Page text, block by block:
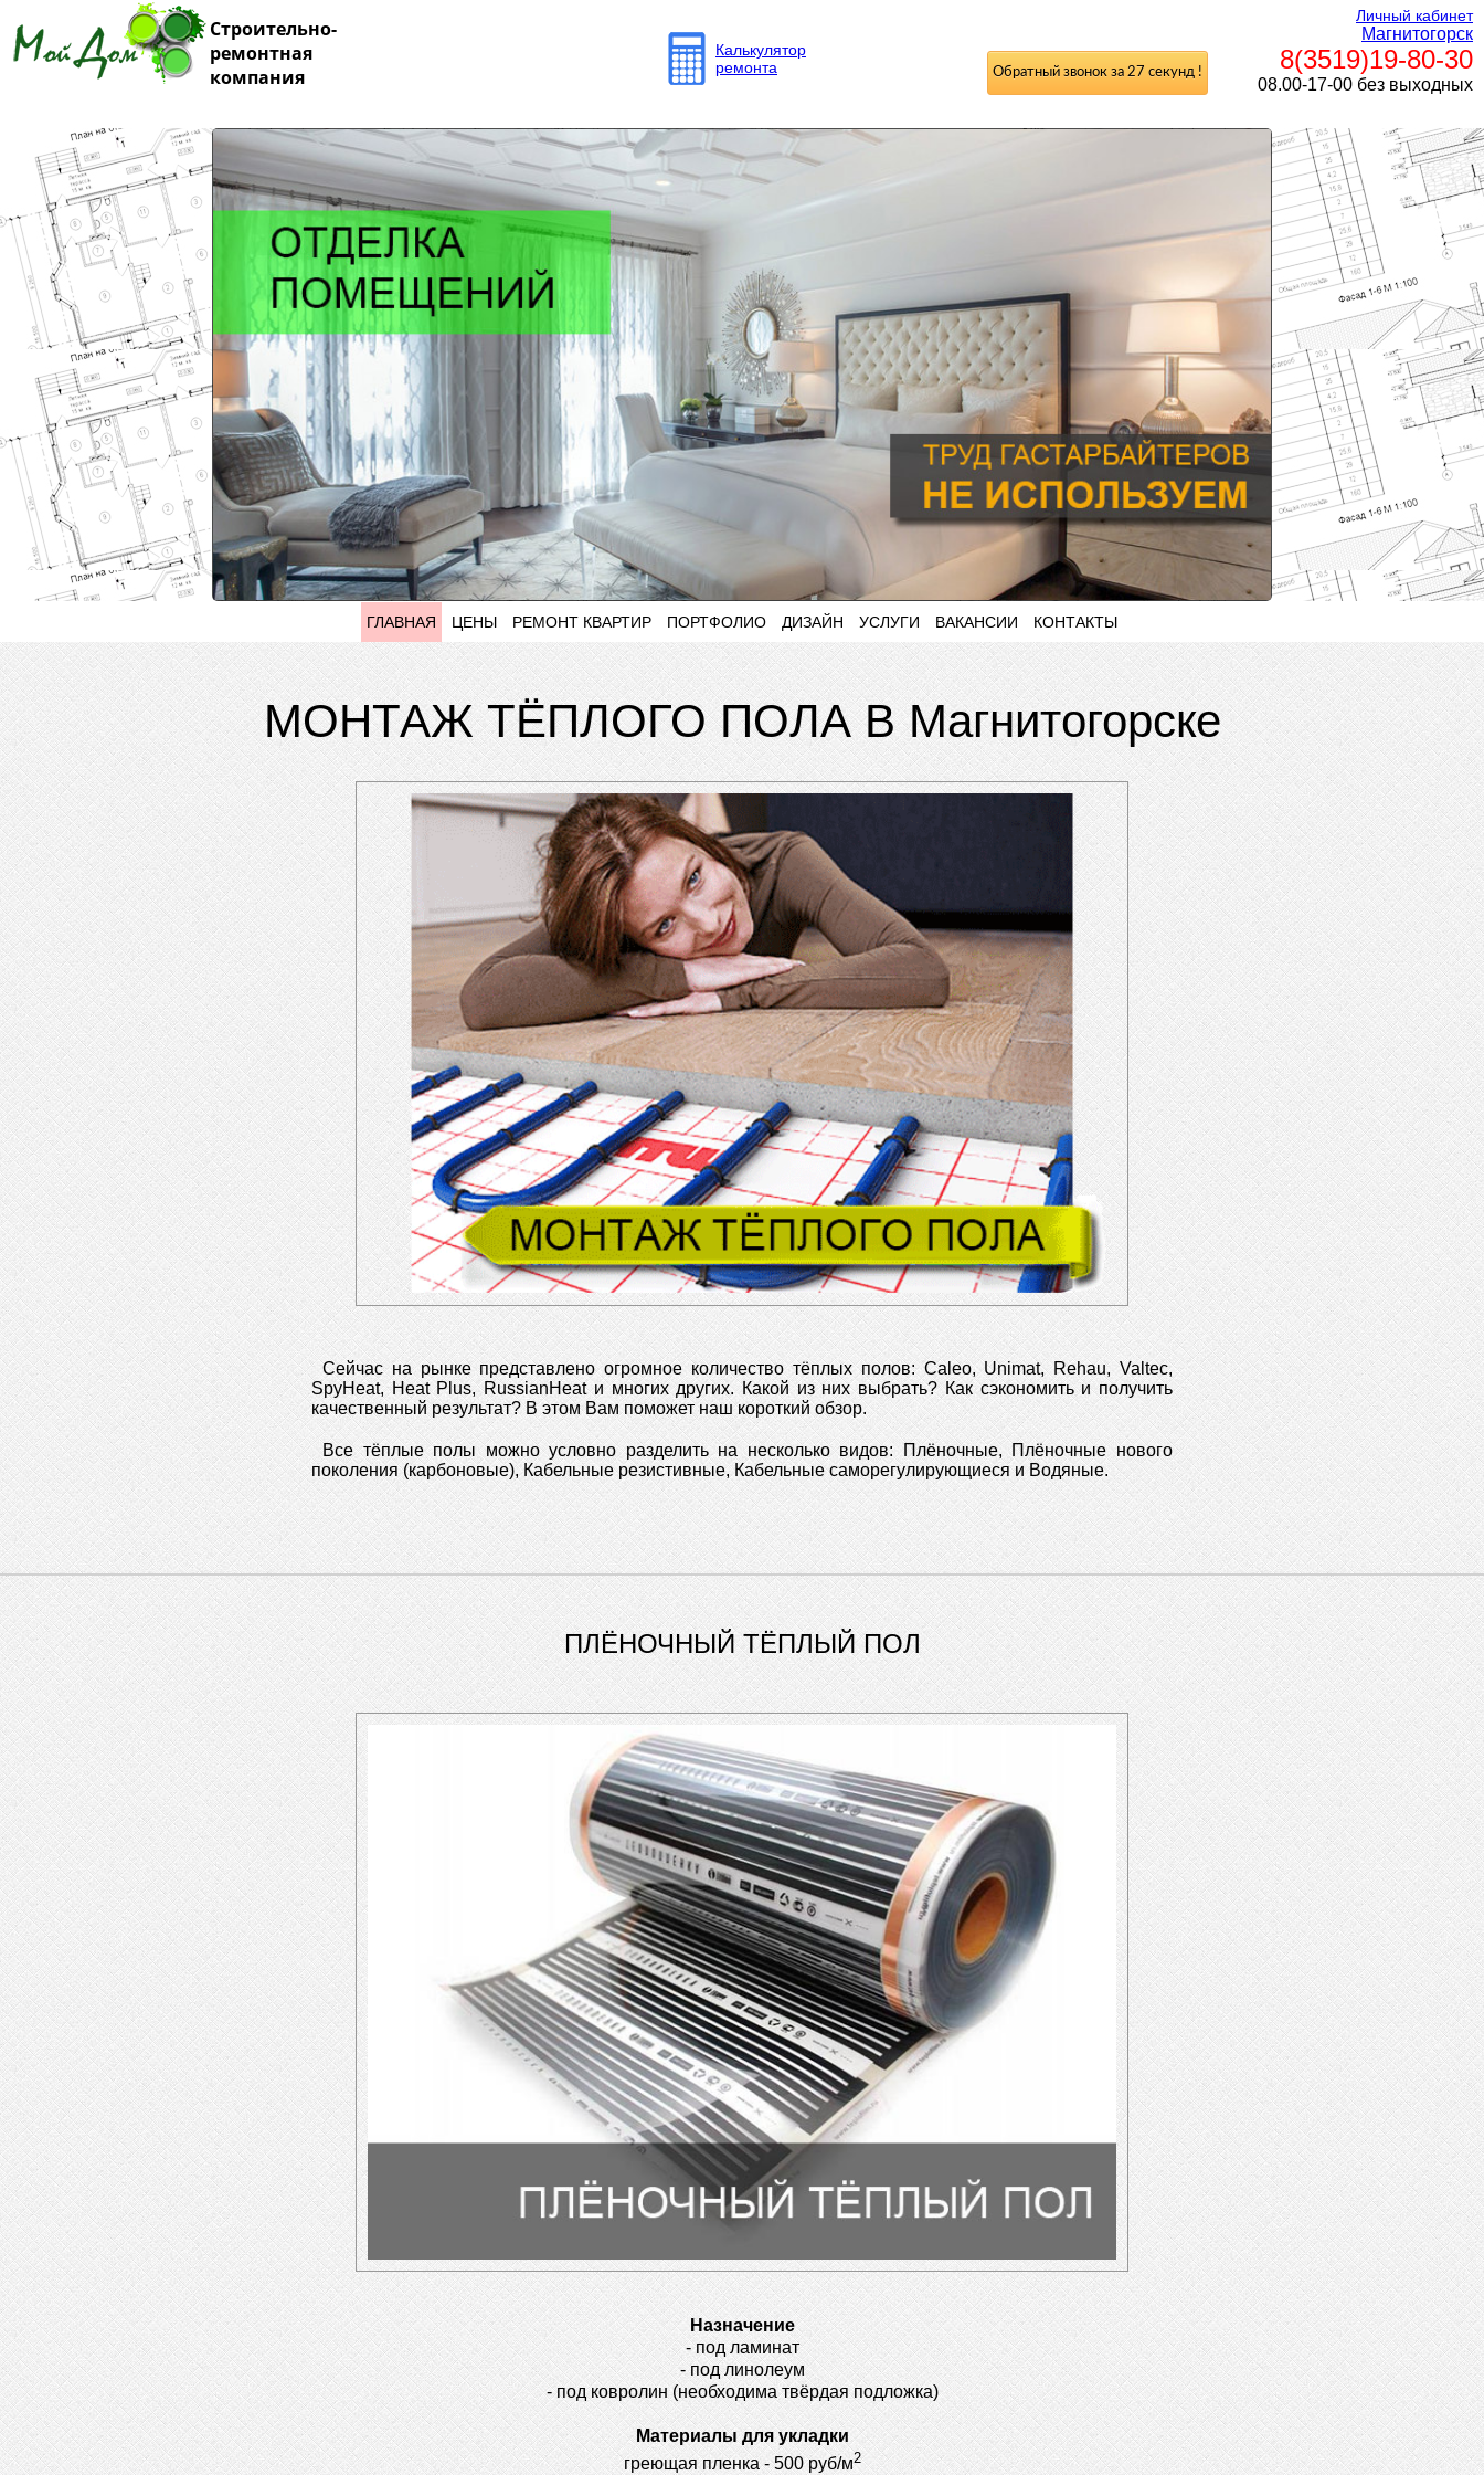
Строительно-
ремонтная
компания
Калькулятор
ремонта
Личный кабинет
Магнитогорск
8(3519)19-80-30
08.00-17-00 без выходных
Обратный звонок за 27 секунд !
ГЛАВНАЯ ЦЕНЫ РЕМОНТ КВАРТИР ПОРТФОЛИО ДИЗАЙН УСЛУГИ ВАКАНСИИ КОНТАКТЫ
МОНТАЖ ТЁПЛОГО ПОЛА В Магнитогорске
Сейчас на рынке представлено огромное количество тёплых полов: Caleo, Unimat, Rehau, Valtec,
SpyHeat, Heat Plus, RussianHeat и многих других. Какой из них выбрать? Как сэкономить и получить
качественный результат? В этом Вам поможет наш короткий обзор.
Все тёплые полы можно условно разделить на несколько видов: Плёночные, Плёночные нового
поколения (карбоновые), Кабельные резистивные, Кабельные саморегулирующиеся и Водяные.
ПЛЁНОЧНЫЙ ТЁПЛЫЙ ПОЛ
Назначение
- под ламинат
- под линолеум
- под ковролин (необходима твёрдая подложка)
Материалы для укладки
греющая пленка - 500 руб/м2